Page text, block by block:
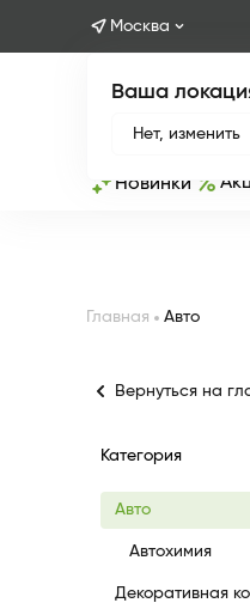
Москва
Ваша
Нет, изменить
Новинки
Главная Авто
Вернуться на
Категория
Авто
Автохимия
Декоративная